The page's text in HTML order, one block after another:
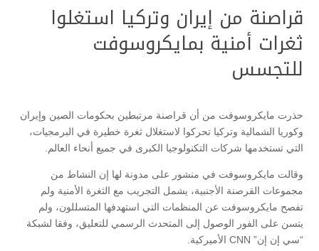
قراصنة من إيران وتركيا استغلوا
ثغرات أمنية بمايكروسوفت
للتجسس
حذرت مايكروسوفت من أن قراصنة مرتبطين بحكومات الصين وإيران
وكوريا الشمالية وتركيا تحركوا لاستغلال ثغرة خطيرة في البرمجيات،
التي تستخدمها شركات التكنولوجيا الكبرى في جميع أنحاء العالم.
وقالت مايكروسوفت في منشور على مدونة لها إن النشاط من
مجموعات القرصنة الأجنبية، يشمل التجريب مع الثغرة الأمنية ولم
تفصح مايكروسوفت عن المنظمات التي استهدفها المتسللون، ولم
يتسن على الفور الوصول إلى المتحدث الرسمي للتعليق، وفقا لشبكة
“سي إن إن” CNN الأميركية.